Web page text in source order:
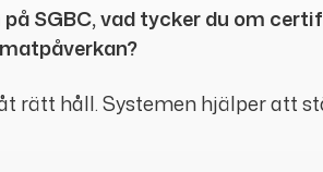
SGBC, vad tycker du om
rätt håll. Systemen hjälper att